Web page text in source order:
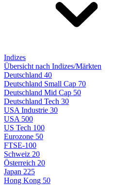
Indizes
Übersicht nach Indizes/Märkten
Deutschland 40
Deutschland Small Cap 70
Deutschland Mid Cap 50
Deutschland Tech 30
USA Industrie 30
USA 500
US Tech 100
Eurozone 50
FTSE-100
Schweiz 20
Österreich 20
Japan 225
Hong Kong 50